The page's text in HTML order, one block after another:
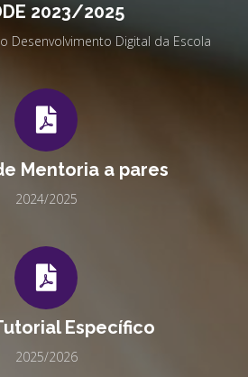
2023/2025
Desenvolvimento Digital da Escola
Mentoria a pares
2024/2025
Específico
2025/2026